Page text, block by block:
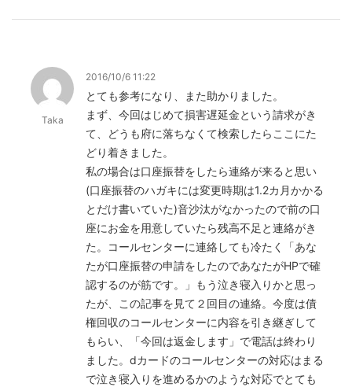
Taka
2016/10/6 11:22
とても参考になり、また助かりました。
まず、今回はじめて損害遅延金という請求がき
て、どうも府に落ちなくて検索したらここにた
どり着きました。
私の場合は口座振替をしたら連絡が来ると思い
(口座振替のハガキには変更時期は1.2カ月かかる
とだけ書いていた)音沙汰がなかったので前の口
座にお金を用意していたら残高不足と連絡がき
た。コールセンターに連絡しても冷たく「あな
たが口座振替の申請をしたのであなたがHPで確
認するのが筋です。」もう泣き寝入りかと思っ
たが、この記事を見て２回目の連絡。今度は債
権回収のコールセンターに内容を引き継ぎして
もらい、「今回は返金します」で電話は終わり
ました。dカードのコールセンターの対応はまる
で泣き寝入りを進めるかのような対応でとても